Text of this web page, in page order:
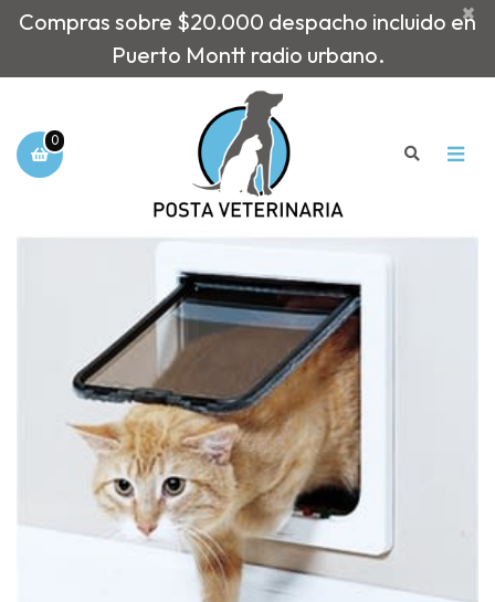
Compras sobre $20.000 despacho incluido en
Puerto Montt radio urbano.
×
0